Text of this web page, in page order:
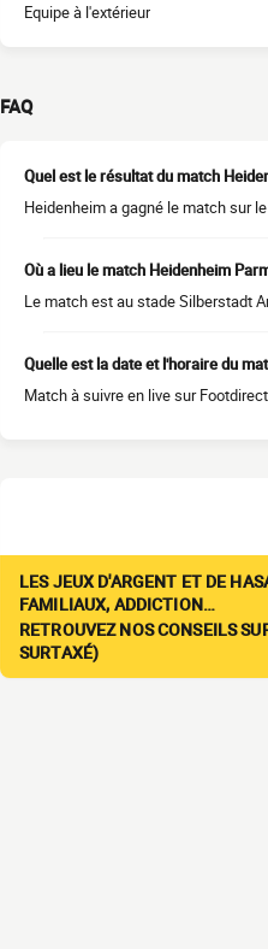
Equipe à l'extérieur
FAQ
Quel est le résultat du match
Heidenheim a gagné le match sur
Où a lieu le match Heidenheim
Le match est au stade Silberstadt
Quelle est la date et l'horaire du
Match à suivre en live sur
LES JEUX D'ARGENT ET DE
FAMILIAUX, ADDICTION…
RETROUVEZ NOS CONSEILS
SURTAXÉ)